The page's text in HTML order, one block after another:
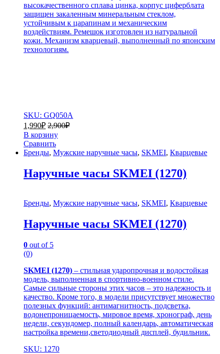
высокачественного сплава цинка, корпус циферблата
защищен закаленным минеральным стеклом,
устойчивым к царапинам и механическим
воздействиям. Ремешок изготовлен из натуральной
кожи. Механизм кварцевый, выполненный по японским
технологиям.
SKU: GQ050A
1,990₽ 2,900₽
В корзину
Сравнить
Бренды, Мужские наручные часы, SKMEI, Кварцевые
Наручные часы SKMEI (1270)
Бренды, Мужские наручные часы, SKMEI, Кварцевые
Наручные часы SKMEI (1270)
0 out of 5
(0)
SKMEI (1270) – стильная ударопрочная и водостойкая
модель, выполненная в спортивно-военном стиле.
Самые сильные стороны этих часов – это надежность и
качество. Кроме того, в модели присутствует множество
полезных функций: антимагнитность, подсветка,
водонепроницаемость, мировое время, хронограф, день
недели, секундомер, полный календарь, автоматическая
настройка времени,светодиодный дисплей, будильник.
SKU: 1270